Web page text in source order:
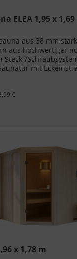
ELEA 1,95 x
aus 38 mm
aus hochwertiger
Steck-/
mit
€
x 1,78 m